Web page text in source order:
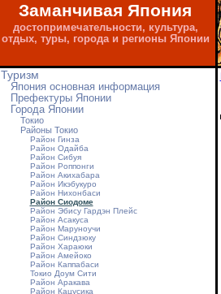
Заманчивая Япония
достопримечательности, культура,
отдых, туры, города и регионы Японии
Туризм
Япония основная информация
Префектуры Японии
Города Японии
Токио
Районы Токио
Район Гинза
Район Одайба
Район Сибуя
Район Роппонги
Район Акихабара
Район Икэбукуро
Район Нихонбаси
Район Сиодоме
Район Эбису Гардэн Плейс
Район Асакуса
Район Маруноучи
Район Синдзюку
Район Хараюки
Район Амейоко
Район Каппабаси
Токио Доум Сити
Район Аракава
Район Кацусика